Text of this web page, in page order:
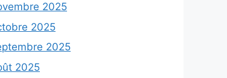
2025
2025
2025
2025